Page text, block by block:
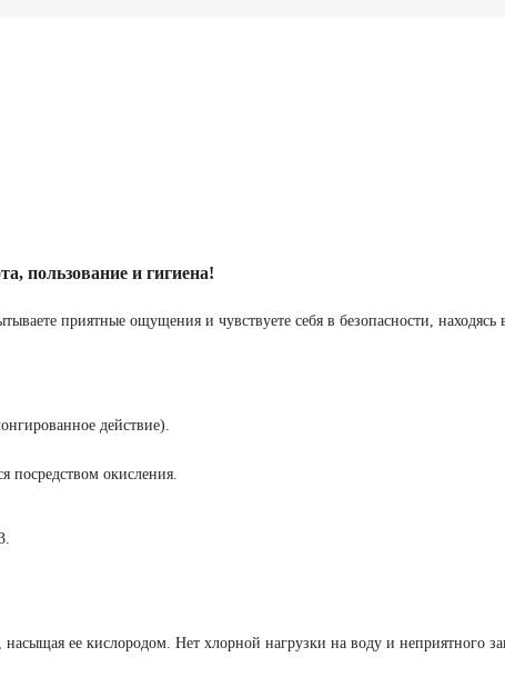
пользование и гигиена!
приятные ощущения и чувствуете себя в безопасности, находясь
действие).
посредством окисления.
ее кислородом. Нет хлорной нагрузки на воду и неприятного